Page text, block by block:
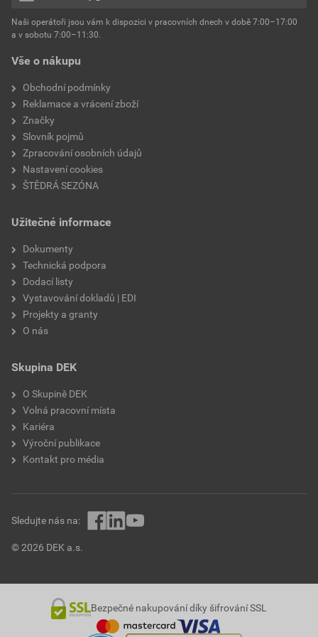
Environmentální prohlášení výrobku
Stáhnout
Velikost
hmotnost 25 kg
typ výrobku
faktor difuzního odporu
Vše o nákupu
Obchodní podmínky
Reklamace a vrácení zboží
Značky
Slovník pojmů
Zpracování osobních údajů
Nastavení cookies
ŠTĚDRÁ SEZÓNA
Užitečné informace
Dokumenty
Technická podpora
Dodací listy
Vystavování dokladů | EDI
Projekty a granty
O nás
Skupina DEK
O Skupině DEK
Volná pracovní místa
Kariéra
Výroční publikace
Kontakt pro média
Naši operátoři jsou vám k dispozici v pracovních dnech v době 7:00–17:00
a v sobotu 7:00–11:30.
© 2026 DEK a.s.
Sledujte nás na:
Bezpečné nakupování díky šifrování SSL